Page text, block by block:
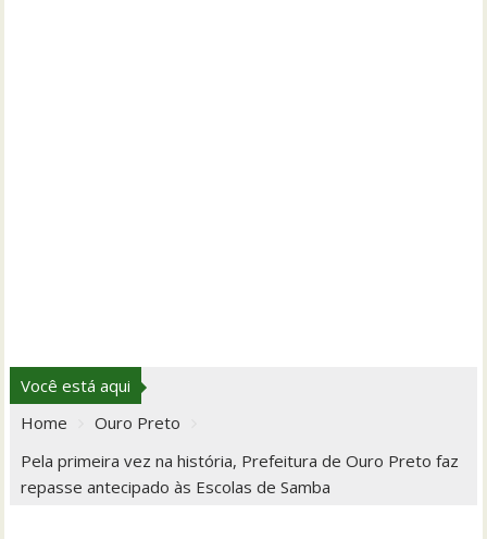
Você está aqui
Home
Ouro Preto
Pela primeira vez na história, Prefeitura de Ouro Preto faz
repasse antecipado às Escolas de Samba